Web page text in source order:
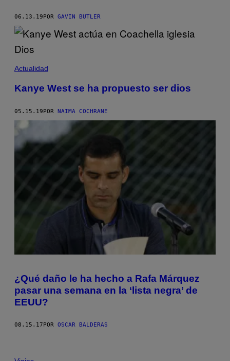
06.13.19POR GAVIN BUTLER
Actualidad
Kanye West se ha propuesto ser dios
05.15.19POR NAIMA COCHRANE
¿Qué daño le ha hecho a Rafa Márquez
pasar una semana en la ‘lista negra’ de
EEUU?
08.15.17 POR OSCAR BALDERAS